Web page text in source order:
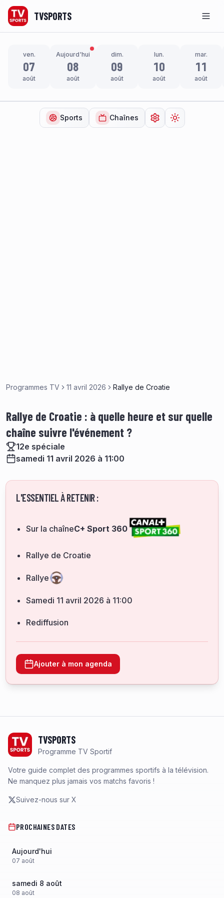
TVSPORTS
ven.
07
août
Aujourd'hui
08
août
dim.
09
août
lun.
10
août
mar.
11
août
Sports Chaînes Ouvrir lesChanger de
Programmes TV 11 avril 2026 Rallye de Croatie
Rallye de Croatie : à quelle heure et sur quelle
chaîne suivre l'événement ?
12e spéciale
samedi 11 avril 2026 à 11:00
L'ESSENTIEL À RETENIR :
Sur la chaîneC+ Sport 360
Rallye de Croatie
Rallye
samedi 11 avril 2026 à 11:00
Rediffusion
Ajouter à mon agenda
TVSPORTS
Programme TV Sportif
Votre guide complet des programmes sportifs à la télévision.
Ne manquez plus jamais vos matchs favoris !
Suivez-nous sur X
PROCHAINES DATES
Aujourd'hui
07 août
samedi 8 août
08 août